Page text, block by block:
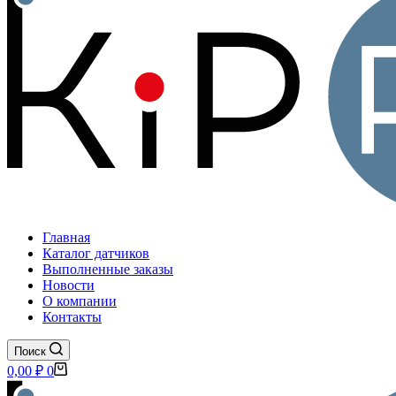
Главная
Каталог датчиков
Выполненные заказы
Новости
О компании
Контакты
Поиск
Корзина
0,00 ₽ 0